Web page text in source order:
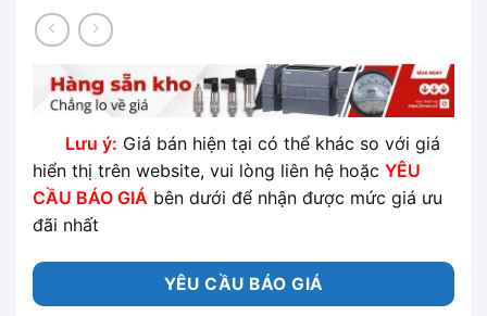
Lưu ý: Giá bán hiện tại có thể khác so với giá
hiển thị trên website, vui lòng liên hệ hoặc YÊU
CẦU BÁO GIÁ bên dưới để nhận được mức giá ưu
đãi nhất
YÊU CẦU BÁO GIÁ